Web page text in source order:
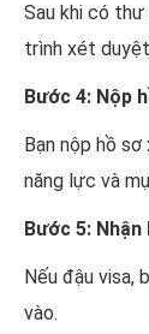
Sau khi có
trình xét
Bước 4: Nộp
Bạn nộp hồ
năng lực và
Bước 5:
Nếu đậu visa,
vào.